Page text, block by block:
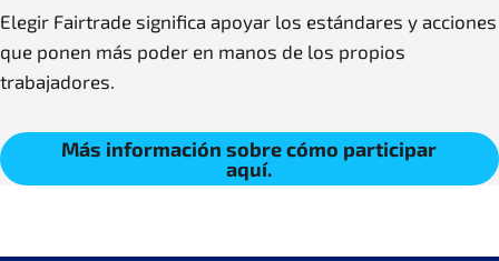
Elegir Fairtrade significa apoyar los estándares y acciones
que ponen más poder en manos de los propios
trabajadores.
Más información sobre cómo participar
aquí.